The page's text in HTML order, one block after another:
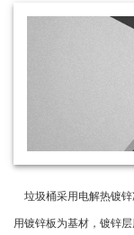
垃圾桶采用电解热镀锌
用镀锌板为基材，镀锌